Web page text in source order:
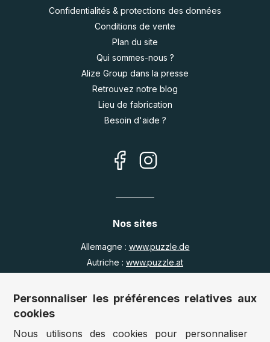
Confidentialités & protections des données
Conditions de vente
Plan du site
Qui sommes-nous ?
Alize Group dans la presse
Retrouvez notre blog
Lieu de fabrication
Besoin d'aide ?
Nos sites
Allemagne : www.puzzle.de
Autriche : www.puzzle.at
Royaume Uni :
www.jigsawpuzzle.co.uk
Accès revendeurs / détaillants
Personnaliser les préférences relatives aux
cookies
Nous utilisons des cookies pour personnaliser